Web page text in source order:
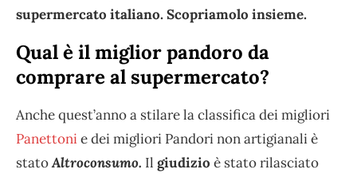
supermercato italiano. Scopriamolo insieme.
Qual è il miglior pandoro da
comprare al supermercato?
Anche quest’anno a stilare la classifica dei migliori
Panettonie dei migliori Pandori non artigianali è
statoAltroconsumo. Il giudizio è stato rilasciato